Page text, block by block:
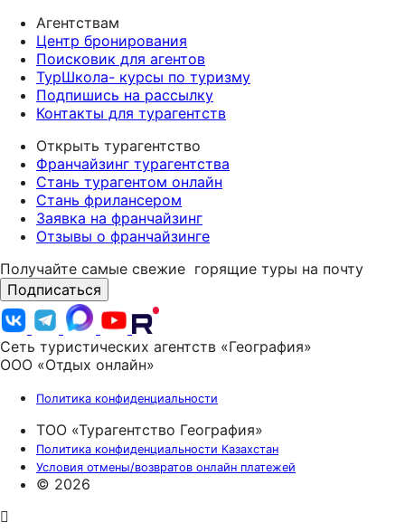
Агентствам
Центр бронирования
Поисковик для агентов
ТурШкола- курсы по туризму
Подпишись на рассылку
Контакты для турагентств
Открыть турагентство
Франчайзинг турагентства
Стань турагентом онлайн
Стань фрилансером
Заявка на франчайзинг
Отзывы о франчайзинге
Получайте самые свежие горящие туры на почту
Подписаться
Сеть туристических агентств «География»
ООО «Отдых онлайн»
Политика конфиденциальности
ТОО «Турагентство География»
Политика конфиденциальности Казахстан
Условия отмены/возвратов онлайн платежей
© 2026